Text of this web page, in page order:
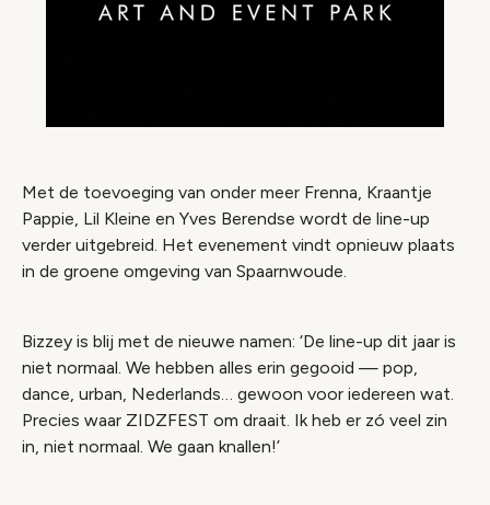
Met de toevoeging van onder meer Frenna, Kraantje
Pappie, Lil Kleine en Yves Berendse wordt de line-up
verder uitgebreid. Het evenement vindt opnieuw plaats
in de groene omgeving van Spaarnwoude.
Bizzey is blij met de nieuwe namen: ‘De line-up dit jaar is
niet normaal. We hebben alles erin gegooid — pop,
dance, urban, Nederlands… gewoon voor iedereen wat.
Precies waar ZIDZFEST om draait. Ik heb er zó veel zin
in, niet normaal. We gaan knallen!’